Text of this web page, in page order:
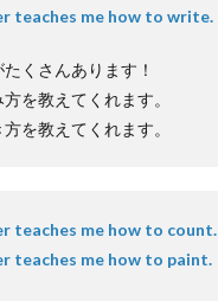
teaches me how to write.
くさんあります！
を教えてくれます。
を教えてくれます。
teaches me how to count.
teaches me how to paint.